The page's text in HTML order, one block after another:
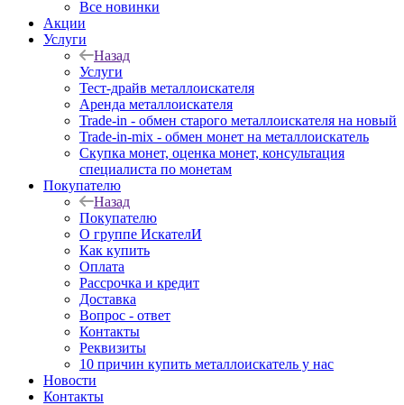
Все новинки
Акции
Услуги
Назад
Услуги
Тест-драйв металлоискателя
Аренда металлоискателя
Trade-in - обмен старого металлоискателя на новый
Trade-in-mix - обмен монет на металлоискатель
Скупка монет, оценка монет, консультация
специалиста по монетам
Покупателю
Назад
Покупателю
О группе ИскателИ
Как купить
Оплата
Рассрочка и кредит
Доставка
Вопрос - ответ
Контакты
Реквизиты
10 причин купить металлоискатель у нас
Новости
Контакты